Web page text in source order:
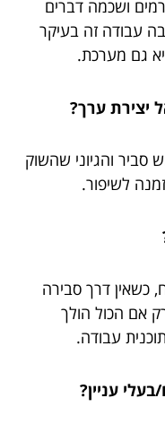
ושכמה דברים
עבודה זה בעיקר
גם מערכת.
יצירת ערך?
סביר והגיוני שהשוק
לשיפור.
כשאין דרך סבירה
אם הכול הולך
עבודה.
עניין?